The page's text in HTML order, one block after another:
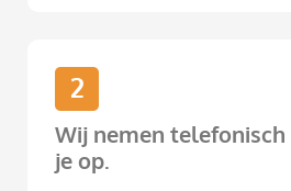
2
Wij nemen
je op.